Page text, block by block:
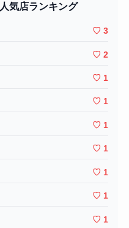
気店ランキング
♡ 3
♡ 2
♡ 1
♡ 1
♡ 1
♡ 1
♡ 1
♡ 1
♡ 1